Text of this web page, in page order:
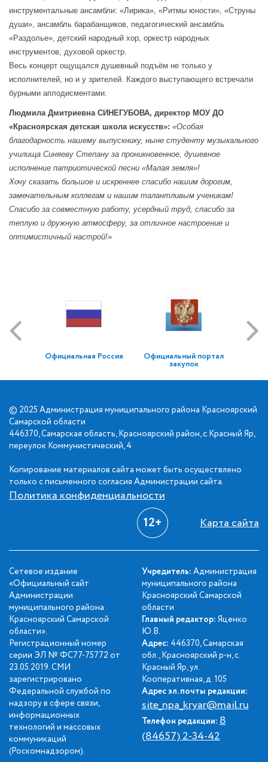
инструментальные ансамбли: «Лирика», «Ритмы юности», «Струны
души», ансамбль барабанщиков, педагогический ансамбль
«Раздолье», детский народный хор, оркестр народных
инструментов, духовой оркестр.
Весь концерт ощущался душевный подъём не только у
исполнителей, но и у зрителей. Каждого выступающего встречали
бурными аплодисментами.
Людмила Дмитриевна СИНЕГУБОВА, директор МОУ ДО
«Красноярская детская школа искусств»: «Особая
благодарность нашему выпускнику, ныне студенту музыкального
училища Синяеву Степану за проникновенное, душевное
исполнение патриотической песни «Малая земля»!
Хочу сказать большое и искреннее спасибо нашим дорогим,
замечательным коллегам и нашим талантливым ученикам!
Спасибо за совместную работу, усердный труд, спасибо за
теплую и дружную атмосферу, за отличное настроение и
оптимистичный настрой!»
Официальная Россия Официальный портал
закупок
© 2025 Администрация муниципального района Красноярский
Самарской области
446370, Самарская область, Красноярский район, с.Красный Яр,
переулок Коммунистический, 4
Копирование материалов сайта может быть осуществлено
только с письменного согласия Администрации сайта.
Политика конфиденциальности
12+ Карта сайта
Сетевое издание
«Официальный сайт
Администрации
муниципального района
Красноярский Самарской
области».
Регистрационный номер
серии ЭЛ № ФС77-75772 от
23.05.2019. СМИ
зарегистрировано
Федеральной службой по
надзору в сфере связи,
информационных
технологий и массовых
коммуникаций
(Роскомнадзором).
Учредитель: Администрация
муниципального района
Красноярский Самарской
области
Главный редактор: Яценко
Ю.В.
Адрес: 446370, Самарская
обл., Красноярский р-н, с.
Красный Яр, ул.
Кооперативная, д. 105
Адрес эл. почты редакции:
site_npa_kryar@mail.ru
Телефон редакции:8
(84657) 2-34-42